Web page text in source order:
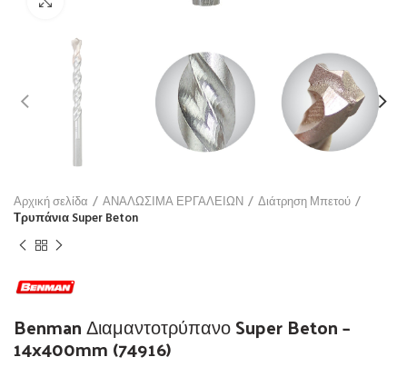
Αρχική σελίδα ΑΝΑΛΩΣΙΜΑ ΕΡΓΑΛΕΙΩΝ
Διάτρηση Μπετού
Τρυπάνια Super Beton
Benman Διαμαντοτρύπανο Super Beton –
14x400mm (74916)